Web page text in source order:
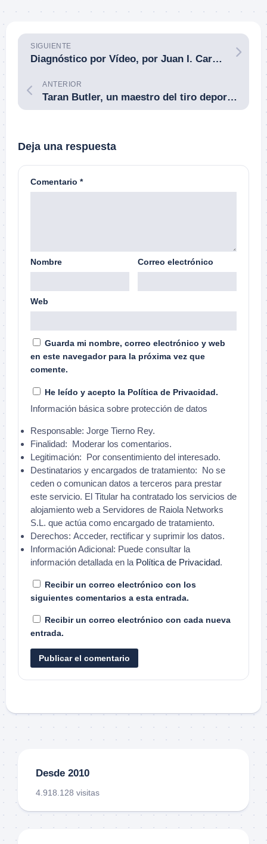
SIGUIENTE
Diagnóstico por Vídeo, por Juan I. Carrión. Parte 4 de 4. Recarga.
ANTERIOR
Taran Butler, un maestro del tiro deportivo que enseña a muchos actores de Hollywood, entre ellos Keanu Reeves para John Wick 2.
Deja una respuesta
Comentario *
Nombre Correo electrónico
Web
Guarda mi nombre, correo electrónico y web
en este navegador para la próxima vez que
comente.
He leído y acepto la Política de Privacidad.
Información básica sobre protección de datos
Responsable: Jorge Tierno Rey.
Finalidad: Moderar los comentarios.
Legitimación: Por consentimiento del interesado.
Destinatarios y encargados de tratamiento: No se
ceden o comunican datos a terceros para prestar
este servicio. El Titular ha contratado los servicios de
alojamiento web a Servidores de Raiola Networks
S.L. que actúa como encargado de tratamiento.
Derechos: Acceder, rectificar y suprimir los datos.
Información Adicional: Puede consultar la
información detallada en la Política de Privacidad.
Recibir un correo electrónico con los
siguientes comentarios a esta entrada.
Recibir un correo electrónico con cada nueva
entrada.
Desde 2010
4.918.128 visitas